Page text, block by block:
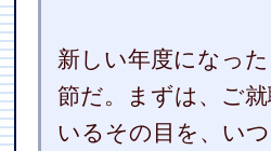
新しい年度になっ
節だ。まずは、ご
いるその目を、い